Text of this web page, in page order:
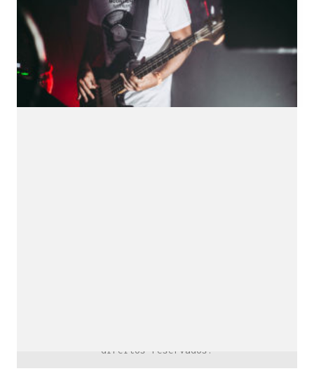
ENTRE PARA O NOSSOMEMBERS CLUB
E receba códigos promocionais para festas, free
downloads e mais.
É grátis.
direitos reservados.